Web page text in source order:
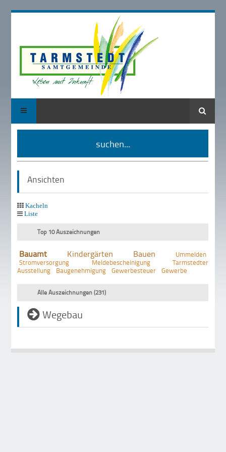
Suche
suchen...
Ansichten
Kacheln
Liste
Top 10 Auszeichnungen
Bauamt Kindergärten Bauen
Ummelden
Stromversorgung
Meldebescheinigung
Tarmstedter
Ausstellung
Baugenehmigung Gewerbesteuer Gewerbe
Alle Auszeichnungen (231)
Wegebau